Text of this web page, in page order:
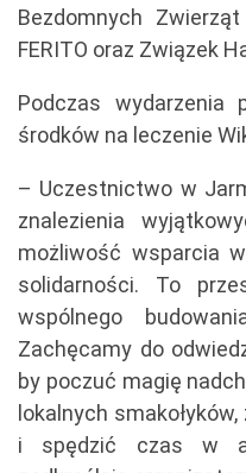
Bezdomnych
FERITO oraz Związek
Podczas wydarzenia
środków na leczenie
– Uczestnictwo w
znalezienia
możliwość wsparcia
solidarności. To
wspólnego
Zachęcamy do
by poczuć magię
lokalnych
i spędzić czas w